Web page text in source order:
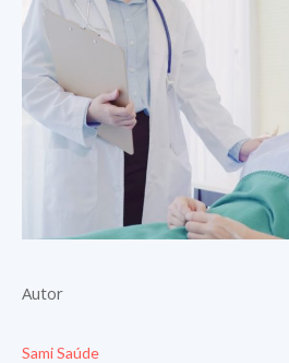
Autor
Sami Saúde